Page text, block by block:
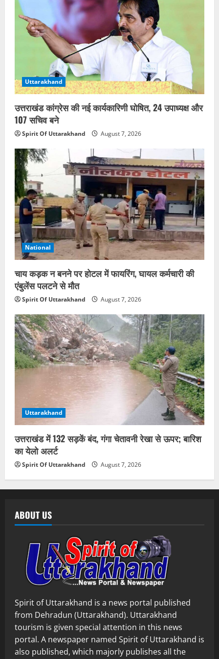
Uttarakhand
उत्तराखंड कांग्रेस की नई कार्यकारिणी घोषित, 24 उपाध्यक्ष और
107 सचिव बने
Spirit Of Uttarakhand August 7, 2026
National
चाय कड़क न बनने पर होटल में फायरिंग, घायल कर्मचारी की
एंबुलेंस पलटने से मौत
Spirit Of Uttarakhand August 7, 2026
Uttarakhand
उत्तराखंड में 132 सड़कें बंद, गंगा चेतावनी रेखा से ऊपर; बारिश
का येलो अलर्ट
Spirit Of Uttarakhand August 7, 2026
ABOUT US
Spirit of Uttarakhand is a news portal published
from Dehradun (Uttarakhand). Uttarakhand
tourism is given special attention in this news
portal. A newspaper named Spirit of Uttarakhand is
also published, which majorly publishes all the